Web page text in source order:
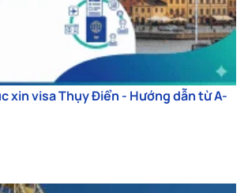
xin visa Thụy Điển - Hướng dẫn từ A-